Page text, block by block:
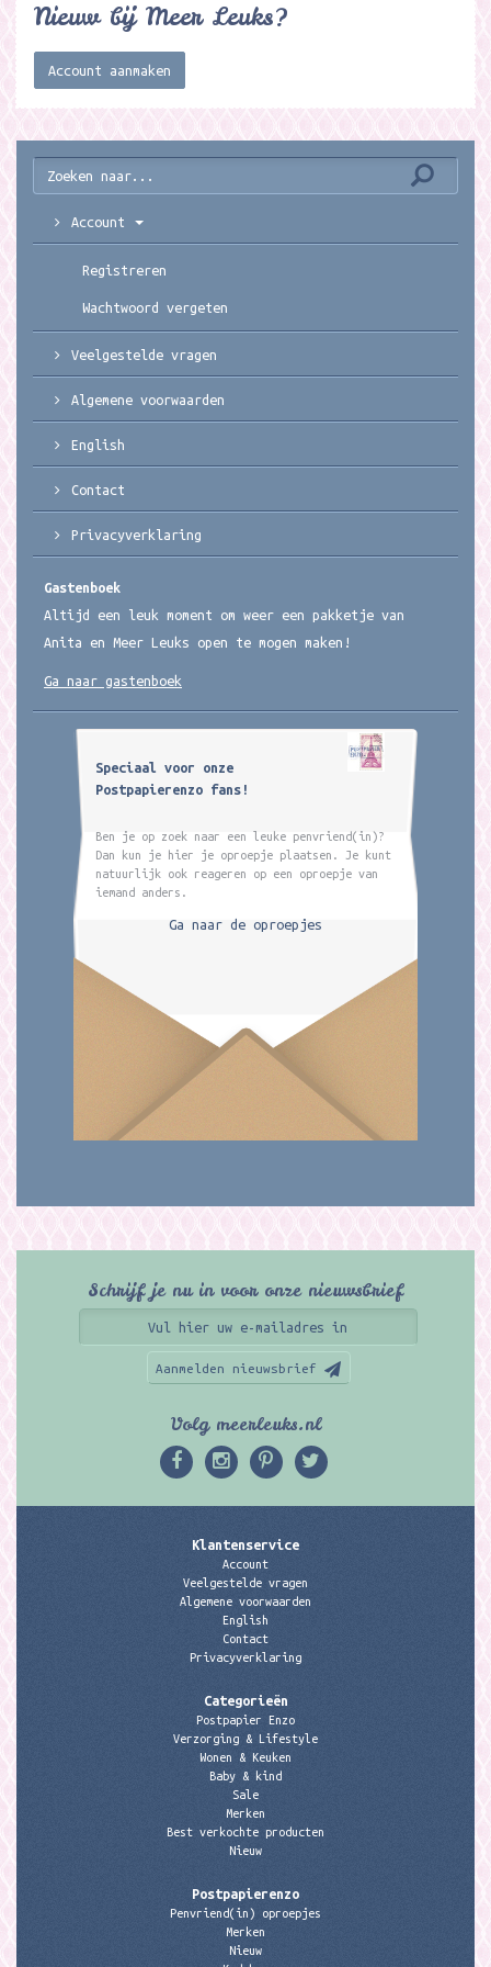
Nieuw bij Meer Leuks?
Account aanmaken
Account
Registreren
Wachtwoord vergeten
Veelgestelde vragen
Algemene voorwaarden
English
Contact
Privacyverklaring
Gastenboek
Altijd een leuk moment om weer een pakketje van
Anita en Meer Leuks open te mogen maken!
Ga naar gastenboek
Speciaal voor onze
Postpapierenzo fans!
Ben je op zoek naar een leuke penvriend(in)?
Dan kun je hier je oproepje plaatsen. Je kunt
natuurlijk ook reageren op een oproepje van
iemand anders.
Ga naar de oproepjes
Schrijf je nu in voor onze nieuwsbrief
Aanmelden nieuwsbrief
Volg meerleuks.nl
Klantenservice
Account
Veelgestelde vragen
Algemene voorwaarden
English
Contact
Privacyverklaring
Categorieën
Postpapier Enzo
Verzorging & Lifestyle
Wonen & Keuken
Baby & kind
Sale
Merken
Best verkochte producten
Nieuw
Postpapierenzo
Penvriend(in) oproepjes
Merken
Nieuw